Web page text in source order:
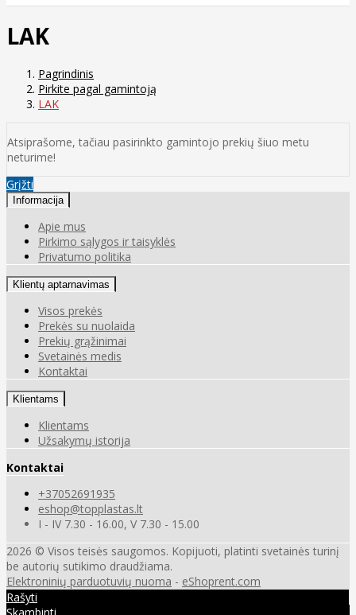
LAK
Pagrindinis
Pirkite pagal gamintoją
LAK
Atsiprašome, tačiau pasirinkto gamintojo prekių šiuo metu
neturime!
Grįžti
Informacija
Apie mus
Pirkimo sąlygos ir taisyklės
Privatumo politika
Klientų aptarnavimas
Visos prekės
Prekės su nuolaida
Prekių grąžinimai
Svetainės medis
Kontaktai
Klientams
Klientams
Užsakymų istorija
Kontaktai
+37052691935
eshop@topplastas.lt
I - IV 7.30 - 16.00, V 7.30 - 15.00
2026 © Visos teisės saugomos. Kopijuoti, platinti svetainės turinį
be autorių sutikimo draudžiama.
Elektroninių parduotuvių nuoma - eShoprent.com
Rašyti